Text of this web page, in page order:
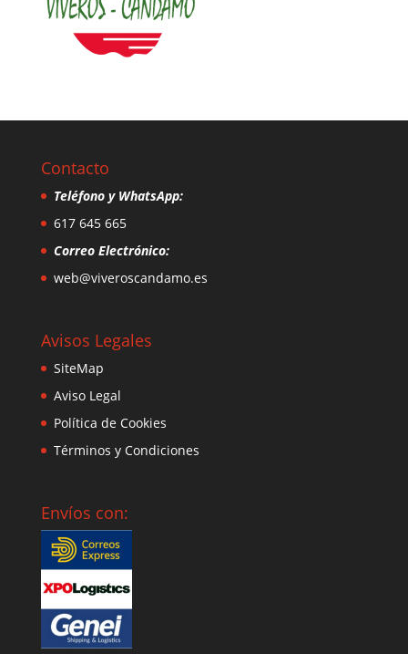
Contacto
Teléfono y WhatsApp:
617 645 665
Correo Electrónico:
web@viveroscandamo.es
Avisos Legales
SiteMap
Aviso Legal
Política de Cookies
Términos y Condiciones
Envíos con: